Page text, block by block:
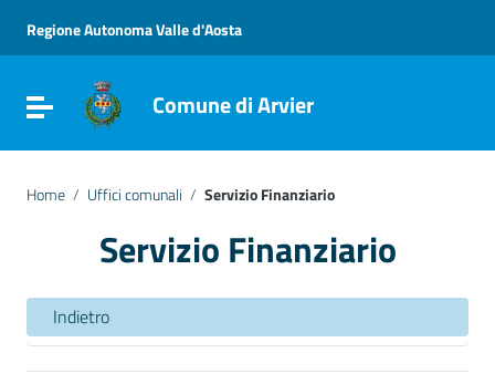
Vai al menu di navigazione
Vai al footer
Regione Autonoma Valle d'Aosta
Attiva / disattiva la navigazione
Comune di Arvier
Home / Uffici comunali / Servizio Finanziario
Servizio Finanziario
Indietro